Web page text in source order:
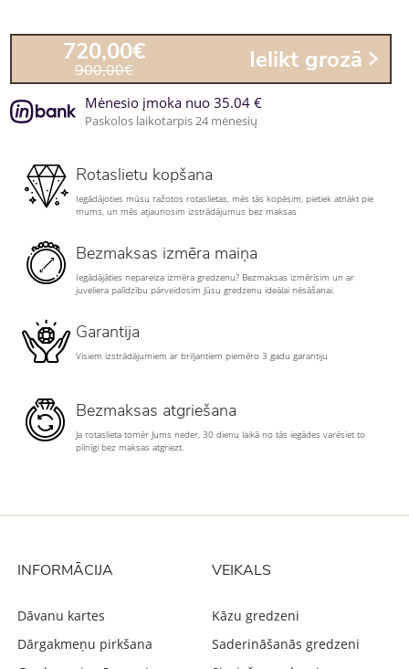
720,00€
900,00€ Ielikt grozā
Mėnesio įmoka nuo 35.04 €
Paskolos laikotarpis 24 mėnesių
Rotaslietu kopšana
Iegādājoties mūsu ražotos rotaslietas, mēs tās kopēsim, pietiek atnākt pie
mums, un mēs atjaunosim izstrādājumus bez maksas
Bezmaksas izmēra maiņa
Iegādājāties nepareiza izmēra gredzenu? Bezmaksas izmērīsim un ar
juveliera palīdzību pārveidosim Jūsu gredzenu ideālai nēsāšanai.
Garantija
Visiem izstrādājumiem ar briljantiem piemēro 3 gadu garantiju
Bezmaksas atgriešana
Ja rotaslieta tomēr Jums neder, 30 dienu laikā no tās iegādes varēsiet to
pilnīgi bez maksas atgriezt.
INFORMĀCIJA
Dāvanu kartes
Dārgakmeņu pirkšana
VEIKALS
Kāzu gredzeni
Saderināšanās gredzeni